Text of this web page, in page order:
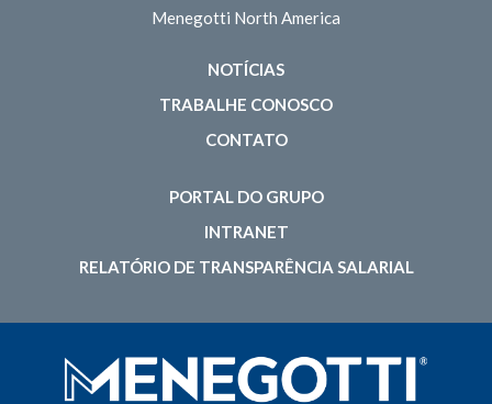
Menegotti North America
NOTÍCIAS
TRABALHE CONOSCO
CONTATO
PORTAL DO GRUPO
INTRANET
RELATÓRIO DE TRANSPARÊNCIA SALARIAL